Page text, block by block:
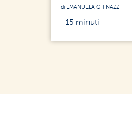
di EMANUELA GHINAZZI
15 minuti